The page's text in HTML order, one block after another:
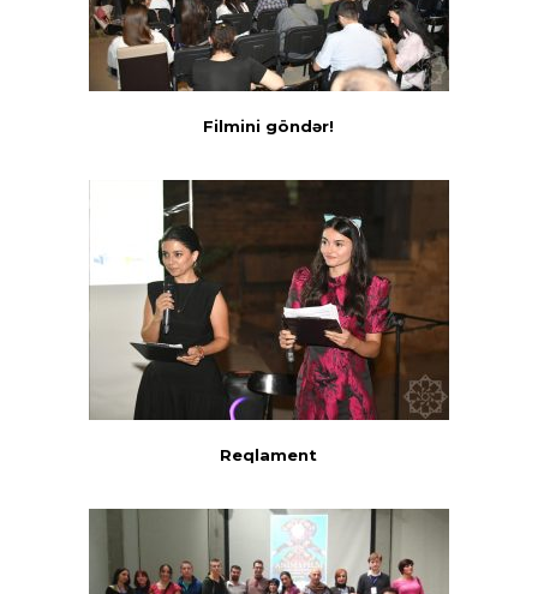
Filmini göndər!
Reqlament